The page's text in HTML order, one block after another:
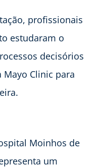
profissionais
estudaram o
decisórios
Mayo Clinic para
Moinhos de
um